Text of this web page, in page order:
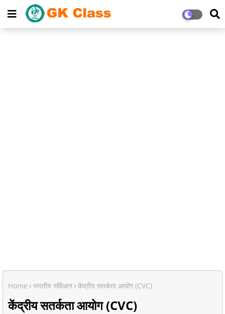
Home भारतीय संविधान केंद्रीय सतर्कता आयोग (CVC)
केंद्रीय सतर्कता आयोग (CVC)